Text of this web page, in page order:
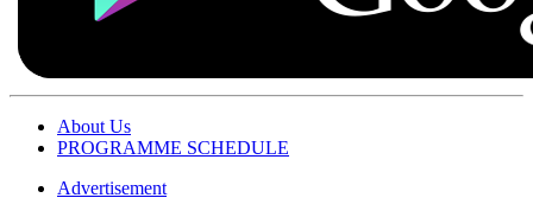
About Us
PROGRAMME SCHEDULE
Advertisement